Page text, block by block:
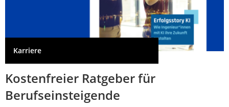
Karriere
Kostenfreier Ratgeber für
Berufseinsteigende